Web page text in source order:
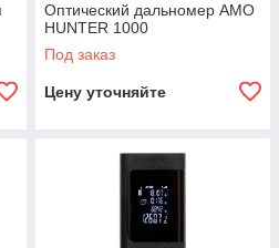
Оптический дальномер AMO
HUNTER 1000
Под заказ
Цену уточняйте